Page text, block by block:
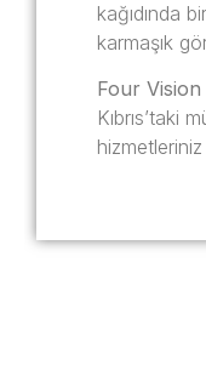
kağıdında
karmaşık
Four
Kıbrıs’taki